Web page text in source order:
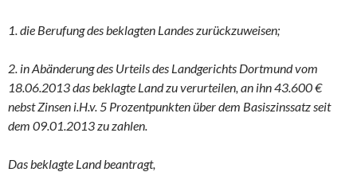
1. die Berufung des beklagten Landes zurückzuweisen;
2. in Abänderung des Urteils des Landgerichts Dortmund vom
18.06.2013 das beklagte Land zu verurteilen, an ihn 43.600 €
nebst Zinsen i.H.v. 5 Prozentpunkten über dem Basiszinssatz seit
dem 09.01.2013 zu zahlen.
Das beklagte Land beantragt,